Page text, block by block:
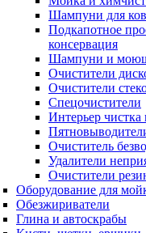
Шампуни для
Подкапотное
консервация
Шампуни и
Очистители
Очистители
Спецочистители
Интерьер чистка
Очиститель
Удалители
Очистители
Оборудование для
Обезжириватели
Глина и автоскрабы